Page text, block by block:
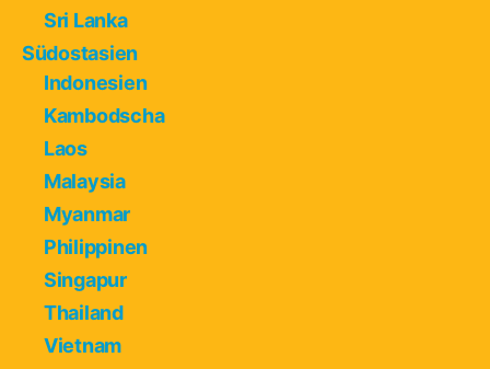
Sri Lanka
Südostasien
Indonesien
Kambodscha
Laos
Malaysia
Myanmar
Philippinen
Singapur
Thailand
Vietnam